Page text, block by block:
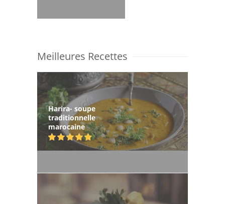
Meilleures Recettes
Harira- soupe
traditionnelle
marocaine